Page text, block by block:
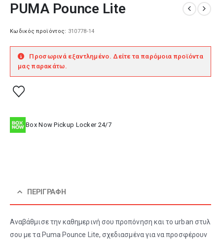
PUMA Pounce Lite
Κωδικός προϊόντος: 310778-14
Προσωρινά εξαντλημένο. Δείτε τα παρόμοια προϊόντα
μας παρακάτω.
Box Now Pickup Locker 24/7
ΠΕΡΙΓΡΑΦΉ
Αναβάθμισε την καθημερινή σου προπόνηση και το urban στυλ
σου με τα Puma Pounce Lite, σχεδιασμένα για να προσφέρουν